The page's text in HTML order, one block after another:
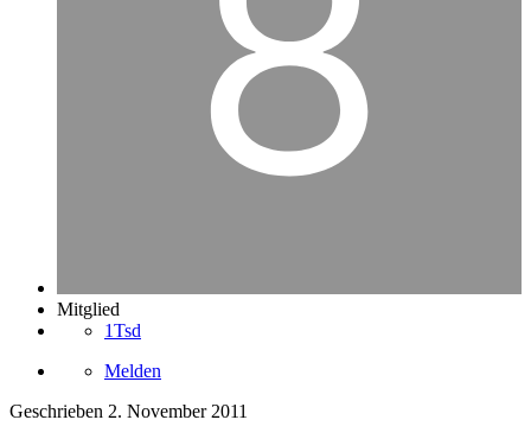
Mitglied
1Tsd
Melden
Geschrieben 2. November 2011